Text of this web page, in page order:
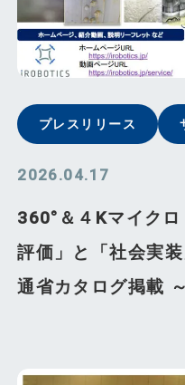
プレスリリース
2026.04.17
360°＆４Kマイク
評価」と「社会実
通省カタログ掲載 ～